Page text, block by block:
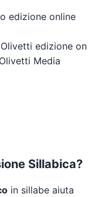
edizione online
edizione on
Media
Sillabica?
in sillabe aiuta